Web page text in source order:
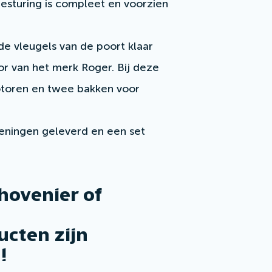
is compleet en voorzien
vleugels van de poort klaar
van het merk Roger. Bij deze
en twee bakken voor
geleverd en een set
of
zijn